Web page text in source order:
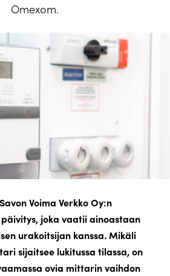
Omexom.
Voima Verkko Oy:n
joka vaatii ainoastaan
urakoitsijan kanssa. Mikäli
sijaitsee lukitussa tilassa, on
ovia mittarin vaihdon